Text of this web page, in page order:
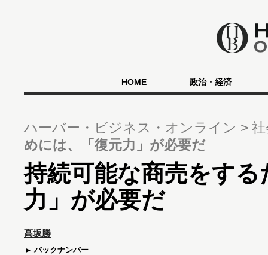
HOME 政治・経済
ハーバー・ビジネス・オンライン
めには、「復元力」が必要だ
持続可能な商売をす
力」が必要だ
髙坂勝
バックナンバー